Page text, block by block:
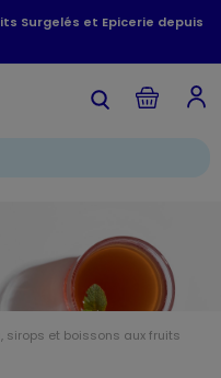
Surgelés et Epicerie depuis
sirops et boissons aux fruits